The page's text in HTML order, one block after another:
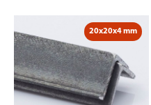
20x20x4 mm